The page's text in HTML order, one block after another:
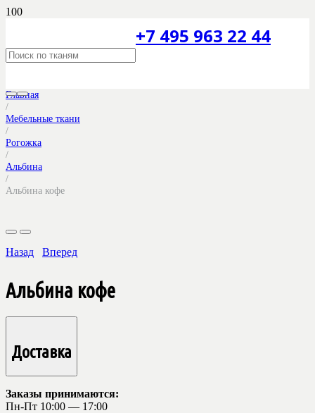
+7 495 963 22 44
Главная
/
Мебельные ткани
/
Рогожка
/
Альбина
/
Альбина кофе
Назад Вперед
Альбина кофе
Доставка
Заказы принимаются:
Пн-Пт 10:00 — 17:00